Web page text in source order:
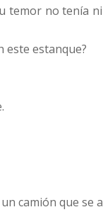
temor no
este estanque?
camión que se